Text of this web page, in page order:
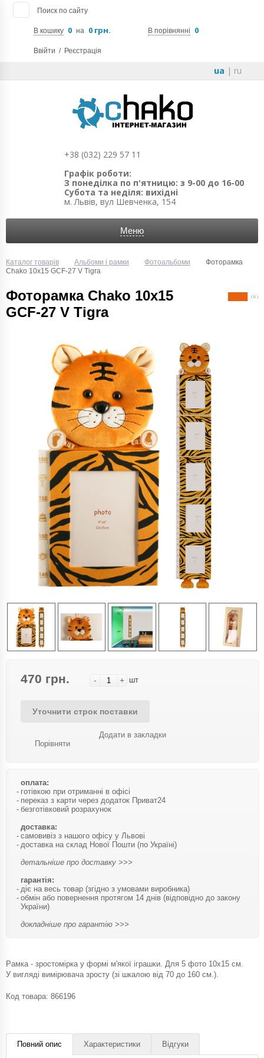
Поиск по сайту
В кошику 0 на 0 грн. В порівнянні 0
Ввійти / Реєстрація
ua | ru
+38 (032) 229 57 11
Графік роботи:
З понеділка по п'ятницю: з 9-00 до 16-00
Субота та неділя: вихідні
м. Львів, вул Шевченка, 154
Меню
Каталог товарів Альбоми і рамки Фотоальбоми
Фоторамка
Chako 10x15 GCF-27 V Tigra
Фоторамка Chako 10x15
GCF-27 V Tigra
( 6 )
470 грн. - + шт
Уточнити строк поставки
Порівняти
Додати в закладки
оплата:
готівкою при отриманні в офісі
переказ з карти через додаток Приват24
безготівковий розрахунок
доставка:
самовивіз з нашого офісу у Львові
доставка на склад Нової Пошти (по Україні)
детальніше про доставку >>>
гарантія:
діє на весь товар (згідно з умовами виробника)
обмін або повернення протягом 14 днів (відповідно до закону
України)
докладніше про гарантію >>>
Рамка - зростомірка у формі м'якої іграшки. Для 5 фото 10x15 см.
У вигляді вимірювача зросту (зі шкалою від 70 до 160 см.).
Код товара: 866196
Повний опис Характеристики Відгуки